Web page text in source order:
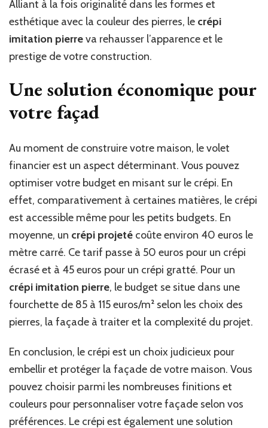
Alliant à la fois originalité dans les formes et
esthétique avec la couleur des pierres, le crépi
imitation pierreva rehausser l’apparence et le
prestige de votre construction.
Une solution économique pour
votre façad
Au moment de construire votre maison, le volet
financier est un aspect déterminant. Vous pouvez
optimiser votre budget en misant sur le crépi. En
effet, comparativement à certaines matières, le crépi
est accessible même pour les petits budgets. En
moyenne, un crépi projeté coûte environ 40 euros le
mètre carré. Ce tarif passe à 50 euros pour un crépi
écrasé et à 45 euros pour un crépi gratté. Pour un
crépi imitation pierre, le budget se situe dans une
fourchette de 85 à 115 euros/m² selon les choix des
pierres, la façade à traiter et la complexité du projet.
En conclusion, le crépi est un choix judicieux pour
embellir et protéger la façade de votre maison. Vous
pouvez choisir parmi les nombreuses finitions et
couleurs pour personnaliser votre façade selon vos
préférences. Le crépi est également une solution